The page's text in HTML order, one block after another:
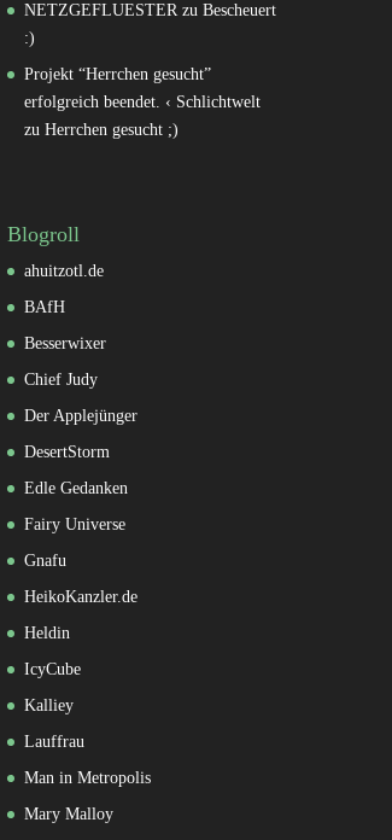
NETZGEFLUESTERzu Bescheuert
:)
Projekt “Herrchen gesucht”
erfolgreich beendet. ‹ Schlichtwelt
zu Herrchen gesucht ;)
Blogroll
ahuitzotl.de
BAfH
Besserwixer
Chief Judy
Der Applejünger
DesertStorm
Edle Gedanken
Fairy Universe
Gnafu
HeikoKanzler.de
Heldin
IcyCube
Kalliey
Lauffrau
Man in Metropolis
Mary Malloy